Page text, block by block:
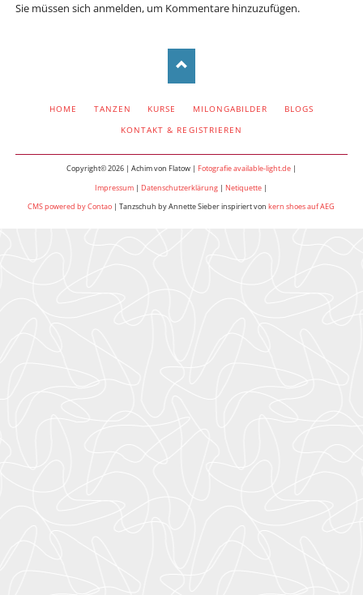
Sie müssen sich anmelden, um Kommentare hinzuzufügen.
HOME TANZEN KURSE MILONGABILDER
BLOGS
KONTAKT & REGISTRIEREN
Copyright© 2026 | Achim von Flatow | Fotografie available-light.de|
Impressum |Datenschutzerklärung |Netiquette |
CMS powered by Contao | Tanzschuh by Annette Sieber inspiriert vonkern shoes auf AEG